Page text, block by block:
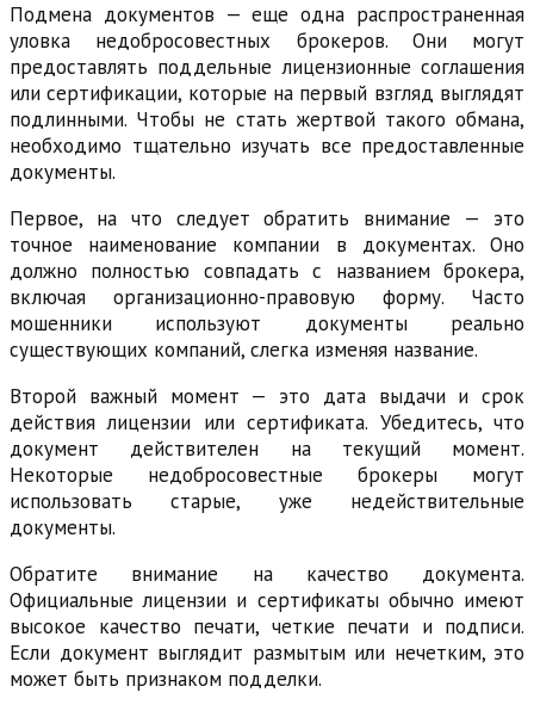
Подмена документов — еще одна распространенная
уловка недобросовестных брокеров. Они могут
предоставлять поддельные лицензионные соглашения
или сертификации, которые на первый взгляд выглядят
подлинными. Чтобы не стать жертвой такого обмана,
необходимо тщательно изучать все предоставленные
документы.
Первое, на что следует обратить внимание — это
точное наименование компании в документах. Оно
должно полностью совпадать с названием брокера,
включая организационно-правовую форму. Часто
мошенники используют документы реально
существующих компаний, слегка изменяя название.
Второй важный момент — это дата выдачи и срок
действия лицензии или сертификата. Убедитесь, что
документ действителен на текущий момент.
Некоторые недобросовестные брокеры могут
использовать старые, уже недействительные
документы.
Обратите внимание на качество документа.
Официальные лицензии и сертификаты обычно имеют
высокое качество печати, четкие печати и подписи.
Если документ выглядит размытым или нечетким, это
может быть признаком подделки.